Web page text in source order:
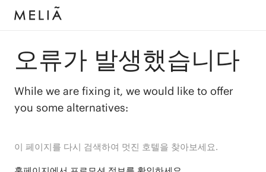
오류가 발생했습니다
While we are fixing it, we would like to offer
you some alternatives:
이 페이지를 다시 검색하여 멋진 호텔을 찾아보세요.